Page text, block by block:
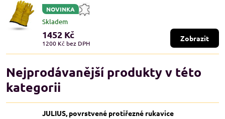
NOVINKA
Skladem
1452 Kč
1200 Kč bez DPH
Zobrazit
Nejprodávanější produkty v této
kategorii
JULIUS, povrstvené protiřezné rukavice